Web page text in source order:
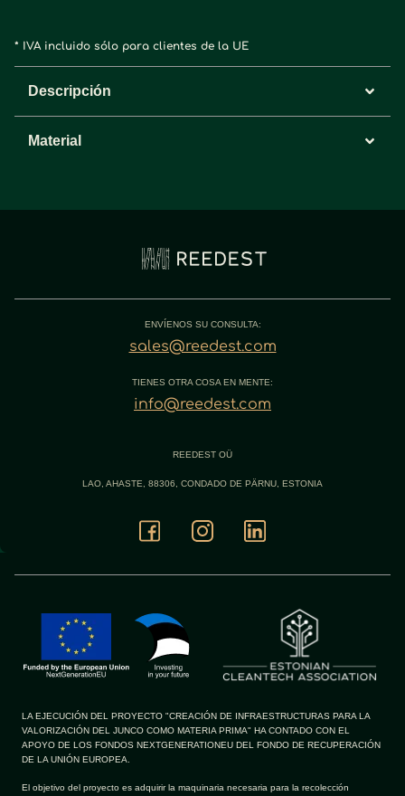
* IVA incluido sólo para clientes de la UE
Descripción
Material
ENVÍENOS SU CONSULTA:
sales@reedest.com
TIENES OTRA COSA EN MENTE:
info@reedest.com
REEDEST OÜ
LAO, AHASTE, 88306, CONDADO DE PÄRNU, ESTONIA
LA EJECUCIÓN DEL PROYECTO "CREACIÓN DE INFRAESTRUCTURAS PARA LA
VALORIZACIÓN DEL JUNCO COMO MATERIA PRIMA" HA CONTADO CON EL
APOYO DE LOS FONDOS NEXTGENERATIONEU DEL FONDO DE RECUPERACIÓN
DE LA UNIÓN EUROPEA.
El objetivo del proyecto es adquirir la maquinaria necesaria para la recolección